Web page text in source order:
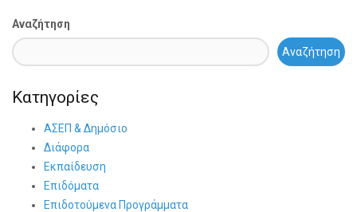
Αναζήτηση
Αναζήτηση
Κατηγορίες
ΑΣΕΠ & Δημόσιο
Διάφορα
Εκπαίδευση
Επιδόματα
Επιδοτούμενα Προγράμματα